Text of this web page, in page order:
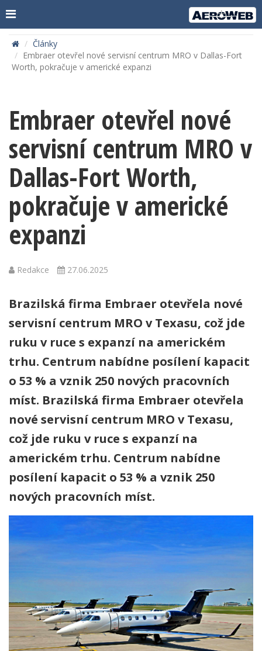
Články
Embraer otevřel nové servisní centrum MRO v Dallas-Fort
Worth, pokračuje v americké expanzi
Embraer otevřel nové
servisní centrum MRO v
Dallas-Fort Worth,
pokračuje v americké
expanzi
Redakce 27.06.2025
Brazilská firma Embraer otevřela nové
servisní centrum MRO v Texasu, což jde
ruku v ruce s expanzí na americkém
trhu. Centrum nabídne posílení kapacit
o 53 % a vznik 250 nových pracovních
míst. Brazilská firma Embraer otevřela
nové servisní centrum MRO v Texasu,
což jde ruku v ruce s expanzí na
americkém trhu. Centrum nabídne
posílení kapacit o 53 % a vznik 250
nových pracovních míst.